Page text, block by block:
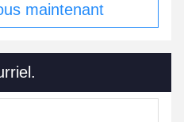
maintenant